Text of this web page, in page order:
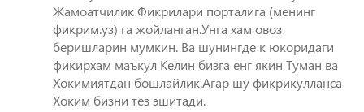
Жамоатчилик Фикрилари порталига (менинг
фикрим.уз) га жойланган.Унга хам овоз
беришларин мумкин. Ва шунингде к юкоридаги
фикирхам маъкул Келин бизга енг якин Туман ва
Хокимиятдан бошлайлик.Агар шу фикрикулланса
Хоким бизни тез эшитади.